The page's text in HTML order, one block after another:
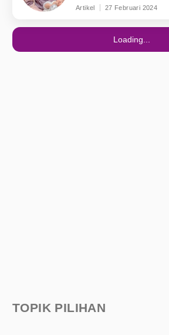
Artikel 27 Februari 2024
Loading...
TOPIK PILIHAN